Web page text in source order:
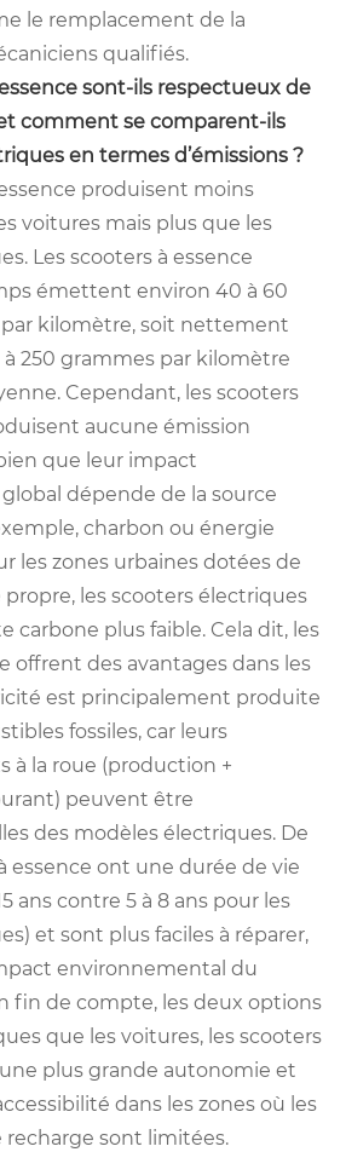
le remplacement de la
qualifiés.
sont-ils respectueux de
comment se comparent-ils
en termes d’émissions ?
produisent moins
voitures mais plus que les
Les scooters à essence
émettent environ 40 à 60
par kilomètre, soit nettement
à 250 grammes par kilomètre
Cependant, les scooters
aucune émission
que leur impact
dépende de la source
charbon ou énergie
les zones urbaines dotées de
propre, les scooters électriques
carbone plus faible. Cela dit, les
offrent des avantages dans les
est principalement produite
fossiles, car leurs
à la roue (production +
peuvent être
des modèles électriques. De
essence ont une durée de vie
ans contre 5 à 8 ans pour les
et sont plus faciles à réparer,
environnemental du
fin de compte, les deux options
que les voitures, les scooters
plus grande autonomie et
dans les zones où les
sont limitées.